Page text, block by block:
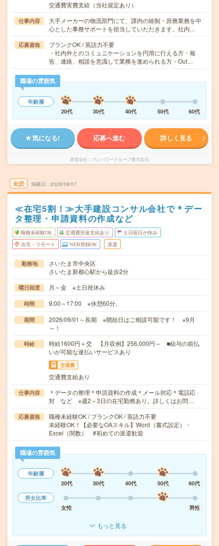
交通費実費支給（当社規定あり）
仕事内容
大手メーカーの物流部門にて、課内の統制・庶務業務を中
心とした事務サポートを担当していただきます。社内…
応募資格
ブランクOK / 英語力不要
・社内外とのコミュニケーションを円滑に行える方・報
告、連絡、相談を意識して業務を進められる方・Out…
職場の雰囲気
年齢層
20代
30代 40代 50代 60代
気になる! 応募へ進む 詳しく見る
派遣会社 マンパワーグループ株式会社
未読 掲載日 2026/08/07
≪在宅5割！≫大手建設コンサル会社で＊デー
タ整理・申請資料の作成など
職種未経験OK 交通費別途支給あり 土日祝日が休み
在宅・リモート WEB登録OK 派遣
勤務地
さいたま市中央区
さいたま新都心駅から徒歩2分
曜日頻度 月～金 ※土日祝休み
時間 9:00～17:00 ※休憩60分。
期間
2026/09/01～長期 ※開始日はご相談可能です！ ※9月
～！
時給
時給1600円＋交 【月収例】256,000円～ ■給与の前払
いが可能な速払いサービスあり
交通費
交通費支給あり
仕事内容
＊データの整理＊申請資料の作成＊メール対応＊電話応
対 など ※週2～3日の在宅勤務あり。詳しくはお問…
応募資格
職種未経験OK / ブランクOK / 英語力不要
未経験OK！【必要なOAスキル】Word（書式設定）・
Excel（関数） #初めての派遣歓迎
職場の雰囲気
年齢層
20代
30代 40代 50代
60代
男女比率
女性
男性
もっと見る